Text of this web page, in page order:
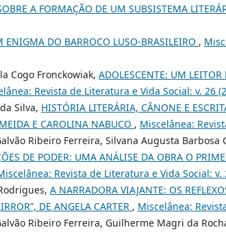
A FORMAÇÃO DE UM SUBSISTEMA
ENIGMA DO BARROCO LUSO-BRASILEIRO ,
Cogo Fronckowiak, ADOLESCENTE: UM
Revista de Literatura e Vida Social: v. 26
Silva, HISTÓRIA LITERÁRIA, CÂNONE E
E CAROLINA NABUCO , Miscelânea:
Ribeiro Ferreira, Silvana Augusta Barbosa
DE PODER: UMA ANÁLISE DA OBRA O
Revista de Literatura e Vida Social: v.
A NARRADORA VIAJANTE: OS
DE ANGELA CARTER , Miscelânea:
Ribeiro Ferreira, Guilherme Magri da